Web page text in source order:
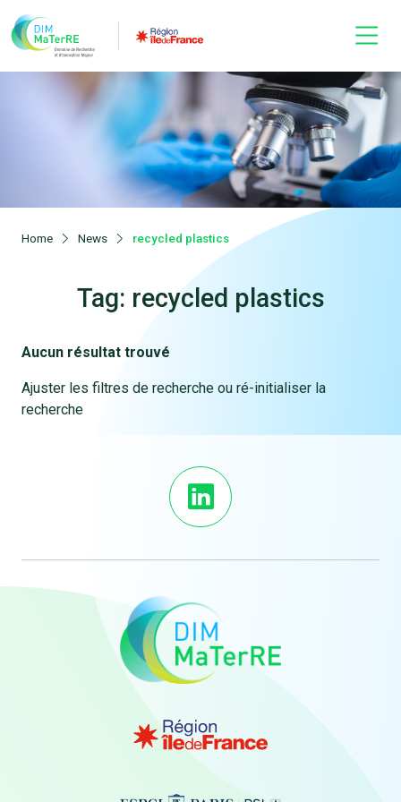
Home News recycled plastics
Tag: recycled plastics
Aucun résultat trouvé
Ajuster les filtres de recherche ou ré-initialiser la
recherche